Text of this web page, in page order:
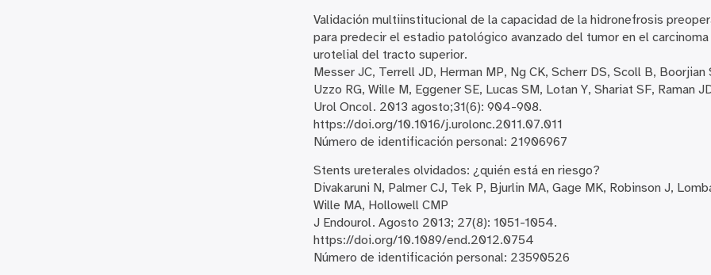
Validación multiinstitucional de la capacidad de la hidronefrosis
para predecir el estadio patológico avanzado del tumor en el carcinoma
urotelial del tracto superior.
Messer JC, Terrell JD, Herman MP, Ng CK, Scherr DS, Scoll B, Boorjian
Uzzo RG, Wille M, Eggener SE, Lucas SM, Lotan Y, Shariat SF, Raman
Urol Oncol. 2013 agosto;31(6): 904-908.
https://doi.org/10.1016/j.urolonc.2011.07.011
Número de identificación personal: 21906967
Stents ureterales olvidados: ¿quién está en riesgo?
Divakaruni N, Palmer CJ, Tek P, Bjurlin MA, Gage MK, Robinson J,
Wille MA, Hollowell CMP
J Endourol. Agosto 2013; 27(8): 1051-1054.
https://doi.org/10.1089/end.2012.0754
Número de identificación personal: 23590526